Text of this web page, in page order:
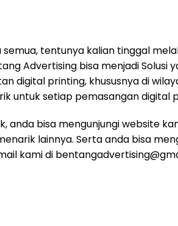
tentunya kalian tinggal
Advertising bisa menjadi
digital printing, khususnya di
untuk setiap pemasangan digital
anda bisa mengunjungi website
lainnya. Serta anda bisa
kami di